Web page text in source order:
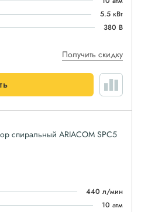
5.5 кВт
380 В
Получить скидку
спиральный ARIACOM SPC5
440 л/мин
10 атм